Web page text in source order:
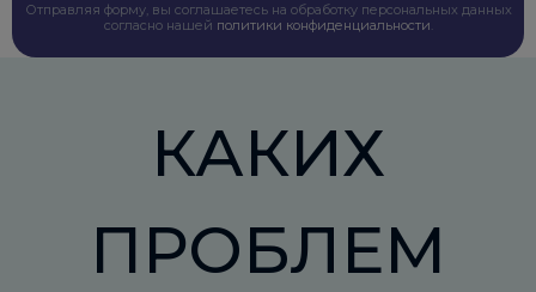
Отправляя форму, вы соглашаетесь на обработку персональных данных
согласно нашей политики конфиденциальности.
КАКИХ
ПРОБЛЕМ